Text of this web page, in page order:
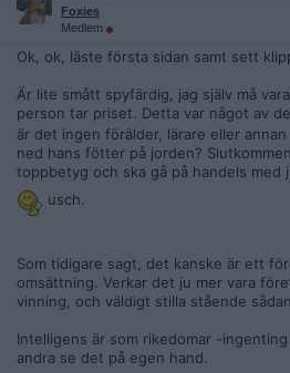
Foxies
Medlem
Ok, ok, läste första sidan samt sett
Är lite smått spyfärdig, jag själv må
person tar priset. Detta var något av
är det ingen förälder, lärare eller annan
ned hans fötter på jorden?
toppbetyg och ska gå på handels med
usch.
Som tidigare sagt, det kanske är ett
omsättning. Verkar det ju mer vara
vinning, och väldigt stilla stående
Intelligens är som rikedomar -
andra se det på egen hand.